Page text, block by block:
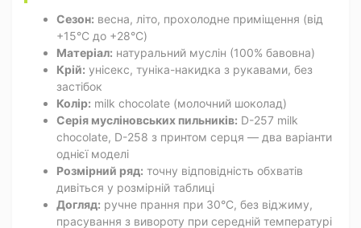
Сезон: весна, літо, прохолодне приміщення (від
+15°C до +28°C)
Матеріал: натуральний муслін (100% бавовна)
Крій: унісекс, туніка-накидка з рукавами, без
застібок
Колір: milk chocolate (молочний шоколад)
Серія мусліновських пильників: D-257 milk
chocolate, D-258 з принтом серця — два варіанти
однієї моделі
Розмірний ряд: точну відповідність обхватів
дивіться у розмірній таблиці
Догляд: ручне прання при 30°C, без віджиму,
прасування з вивороту при середній температурі